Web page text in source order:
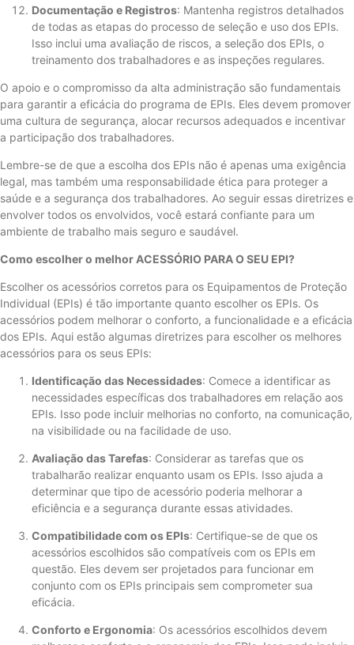
Documentação e Registros: Mantenha registros detalhados
de todas as etapas do processo de seleção e uso dos EPIs.
Isso inclui uma avaliação de riscos, a seleção dos EPIs, o
treinamento dos trabalhadores e as inspeções regulares.
O apoio e o compromisso da alta administração são fundamentais
para garantir a eficácia do programa de EPIs. Eles devem promover
uma cultura de segurança, alocar recursos adequados e incentivar
a participação dos trabalhadores.
Lembre-se de que a escolha dos EPIs não é apenas uma exigência
legal, mas também uma responsabilidade ética para proteger a
saúde e a segurança dos trabalhadores. Ao seguir essas diretrizes e
envolver todos os envolvidos, você estará confiante para um
ambiente de trabalho mais seguro e saudável.
Como escolher o melhor ACESSÓRIO PARA O SEU EPI?
Escolher os acessórios corretos para os Equipamentos de Proteção
Individual (EPIs) é tão importante quanto escolher os EPIs. Os
acessórios podem melhorar o conforto, a funcionalidade e a eficácia
dos EPIs. Aqui estão algumas diretrizes para escolher os melhores
acessórios para os seus EPIs:
Identificação das Necessidades: Comece a identificar as
necessidades específicas dos trabalhadores em relação aos
EPIs. Isso pode incluir melhorias no conforto, na comunicação,
na visibilidade ou na facilidade de uso.
Avaliação das Tarefas: Considerar as tarefas que os
trabalharão realizar enquanto usam os EPIs. Isso ajuda a
determinar que tipo de acessório poderia melhorar a
eficiência e a segurança durante essas atividades.
Compatibilidade com os EPIs: Certifique-se de que os
acessórios escolhidos são compatíveis com os EPIs em
questão. Eles devem ser projetados para funcionar em
conjunto com os EPIs principais sem comprometer sua
eficácia.
Conforto e Ergonomia: Os acessórios escolhidos devem